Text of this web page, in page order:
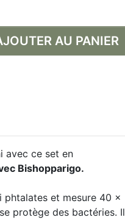
AU PANIER
avec ce set en
Bishopparigo.
phtalates et mesure 40 x
protège des bactéries. Il